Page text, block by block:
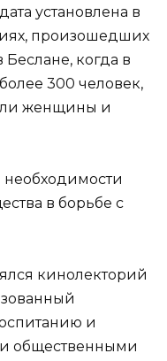
установлена в
произошедших
Беслане, когда в
300 человек,
женщины и
необходимости
в борьбе с
кинолекторий
и
общественными